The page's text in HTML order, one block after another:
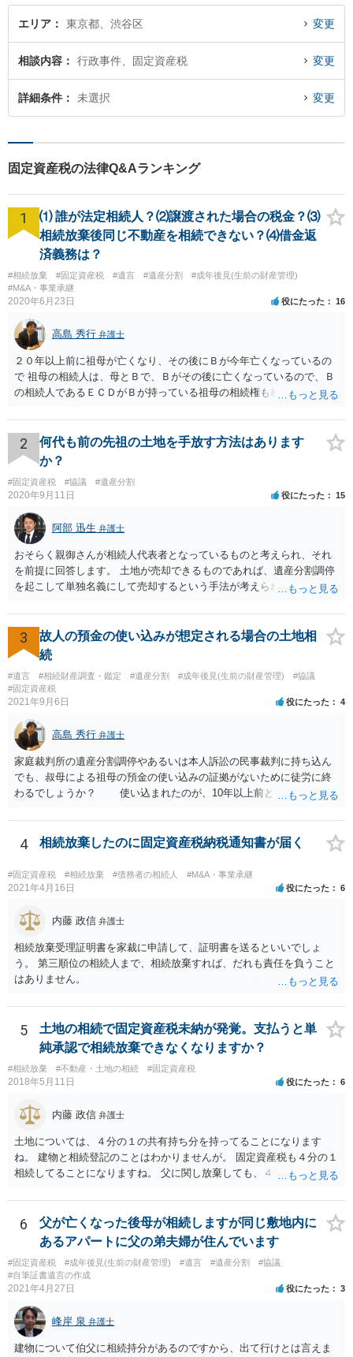
エリア 東京都、渋谷区 変更
相談内容 行政事件、固定資産税 変更
詳細条件 未選択 変更
固定資産税の法律Q&Aランキング
1
⑴ 誰が法定相続人？⑵譲渡された場合の税金？⑶
相続放棄後同じ不動産を相続できない？⑷借金返
済義務は？
#相続放棄 #固定資産税 #遺言 #遺産分割
#成年後見(生前の財産管理)
#M&A・事業承継
2020年6月23日 役にたった 16
高島 秀行 弁護士
２０年以上前に祖母が亡くなり、その後にＢが今年亡くなっているの
で 祖母の相続人は、母とＢで、Ｂがその後に亡くなっているので、Ｂ
の相続人であるＥＣＤがＢが持っている祖母の相続権も相続すること
Ｅも行う必要があります。 Ｂの配偶者であるＥは常にＢの相続人とな
ります。
2
何代も前の先祖の土地を手放す方法はあります
か？
#固定資産税 #協議 #遺産分割
2020年9月11日 役にたった 15
阿部 迅生 弁護士
おそらく親御さんが相続人代表者となっているものと考えられ、それ
を前提に回答します。 土地が売却できるものであれば、遺産分割調停
を起こして単独名義にして売却するという手法が考えられます。 相続
ではないです。問題は売却できる土地かどうかとどの程度で売却でき
るかになります。 売却できない又は売却できたとしてもわずかな金額
であるとなれば、共有持ち分の放棄ができるかの検討になりますが、
較して費用対効果があるかどうかという検討になります。
3
故人の預金の使い込みが想定される場合の土地相
続
#遺言 #相続財産調査・鑑定 #遺産分割 #成年後見(生前の財産管理)
#協議
#固定資産税
2021年9月6日 役にたった 4
高島 秀行 弁護士
家庭裁判所の遺産分割調停やあるいは本人訴訟の民事裁判に持ち込ん
でも、叔母による祖母の預金の使い込みの証拠がないために徒労に終
わるでしょうか？ 使い込まれたのが、10年以上前ということだと
し、不法行為の構成を取れば知ってから3年以内であれば、損害賠償請
求は可能です。 しかし、使い込みの立証をできるかどうかはわか
いと思います。
4 相続放棄したのに固定資産税納税通知書が届く
#固定資産税 #相続放棄 #債務者の相続人 #M&A・事業承継
2021年4月16日 役にたった 6
内藤 政信 弁護士
相続放棄受理証明書を家裁に申請して、証明書を送るといいでしょ
う。 第三順位の相続人まで、相続放棄すれば、だれも責任を負うこと
はありません。
5
土地の相続で固定資産税未納が発覚。支払うと単
純承認で相続放棄できなくなりますか？
#相続放棄 #不動産・土地の相続 #固定資産税
2018年5月11日 役にたった 6
内藤 政信 弁護士
土地については、４分の１の共有持ち分を持ってることになります
ね。 建物と相続登記のことはわかりませんが。 固定資産税も４分の１
相続してることになりますね。 父に関し放棄しても、４分の１はあな
ば、単純承認にはならないでしょう。 役所にも話を通しておいた方が
いいでしょう。 あるいは、相続して売却しても、滞納に追いつかない
ですかね。
6
父が亡くなった後母が相続しますが同じ敷地内に
あるアパートに父の弟夫婦が住んでいます
#固定資産税 #成年後見(生前の財産管理) #遺言 #遺産分割
#協議
#自筆証書遺言の作成
2021年4月27日 役にたった 3
峰岸 泉 弁護士
建物について伯父に相続持分があるのですから、出て行けとは言えま